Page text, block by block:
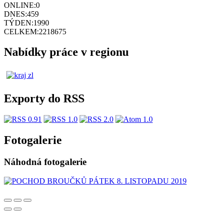
ONLINE:0
DNES:459
TÝDEN:1990
CELKEM:2218675
Nabídky práce v regionu
Exporty do RSS
Fotogalerie
Náhodná fotogalerie